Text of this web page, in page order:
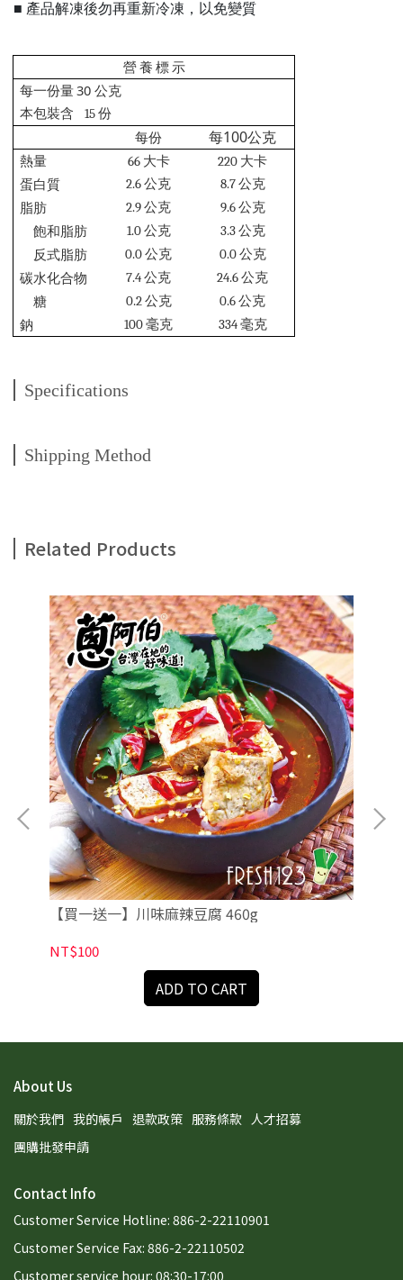
■ 產品解凍後勿再重新冷凍，以免變質
營 養 標 示
每一份量30公克
本包裝含15份
每份
每100公克
熱量 66 大卡 220 大卡
蛋白質
2.6公克 8.7公克
脂肪
2.9公克 9.6公克
飽和脂肪
1.0公克 3.3公克
反式脂肪
0.0公克 0.0公克
碳水化合物
7.4公克 24.6公克
糖
0.2公克 0.6公克
鈉
100毫克 334毫克
Specifications
Shipping Method
Related Products
【買一送一】川味麻辣豆腐 460g
NT$100
ADD TO CART
About Us
關於我們 我的帳戶 退款政策 服務條款 人才招募
團購批發申請
Contact Info
Customer Service Hotline: 886-2-22110901
Customer Service Fax: 886-2-22110502
Customer service hour: 08:30-17:00